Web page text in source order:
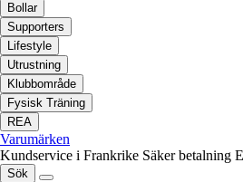
Bollar
Supporters
Lifestyle
Utrustning
Klubbområde
Fysisk Träning
REA
Varumärken
Kundservice i Frankrike Säker betalning
Sök